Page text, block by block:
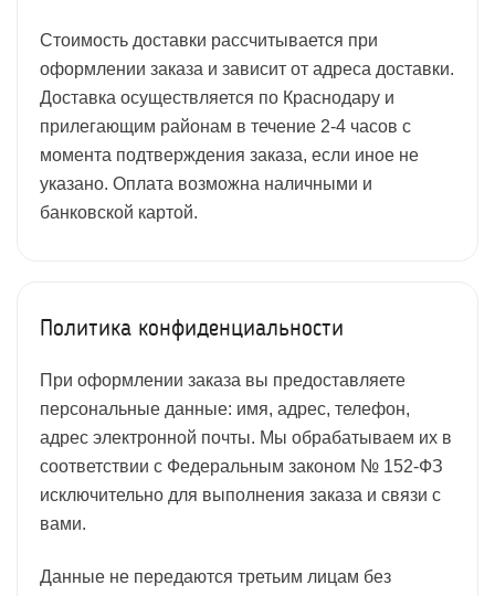
Стоимость доставки рассчитывается при
оформлении заказа и зависит от адреса доставки.
Доставка осуществляется по Краснодару и
прилегающим районам в течение 2-4 часов с
момента подтверждения заказа, если иное не
указано. Оплата возможна наличными и
банковской картой.
Политика конфиденциальности
При оформлении заказа вы предоставляете
персональные данные: имя, адрес, телефон,
адрес электронной почты. Мы обрабатываем их в
соответствии с Федеральным законом № 152-ФЗ
исключительно для выполнения заказа и связи с
вами.
Данные не передаются третьим лицам без